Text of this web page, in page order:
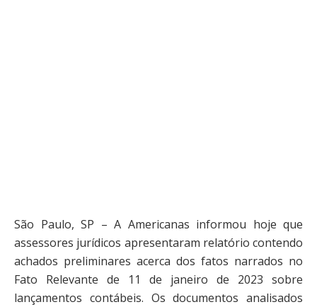
São Paulo, SP – A Americanas informou hoje que
assessores jurídicos apresentaram relatório contendo
achados preliminares acerca dos fatos narrados no
Fato Relevante de 11 de janeiro de 2023 sobre
lançamentos contábeis. Os documentos analisados